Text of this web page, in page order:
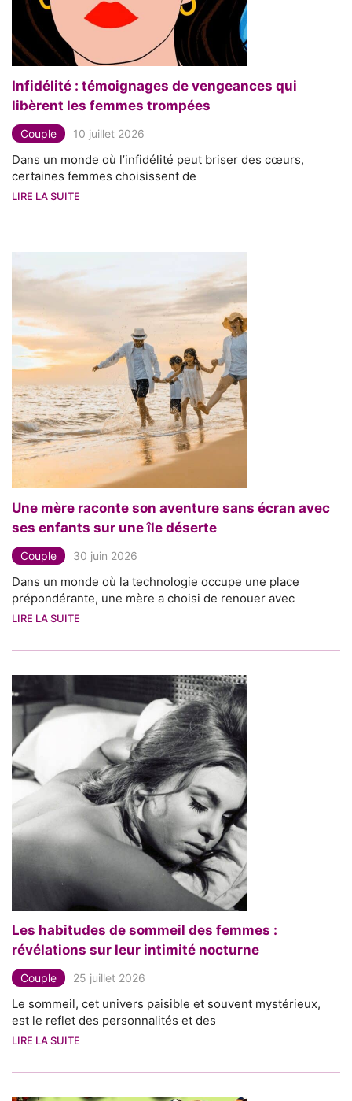
Infidélité : témoignages de vengeances qui
libèrent les femmes trompées
Couple 10 juillet 2026
Dans un monde où l’infidélité peut briser des cœurs,
certaines femmes choisissent de
LIRE LA SUITE
Une mère raconte son aventure sans écran avec
ses enfants sur une île déserte
Couple 30 juin 2026
Dans un monde où la technologie occupe une place
prépondérante, une mère a choisi de renouer avec
LIRE LA SUITE
Les habitudes de sommeil des femmes :
révélations sur leur intimité nocturne
Couple 25 juillet 2026
Le sommeil, cet univers paisible et souvent mystérieux,
est le reflet des personnalités et des
LIRE LA SUITE